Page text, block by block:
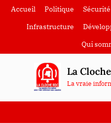
SkipAccueil Politique Sécurité
Infrastructure
Qui
La
La vraie